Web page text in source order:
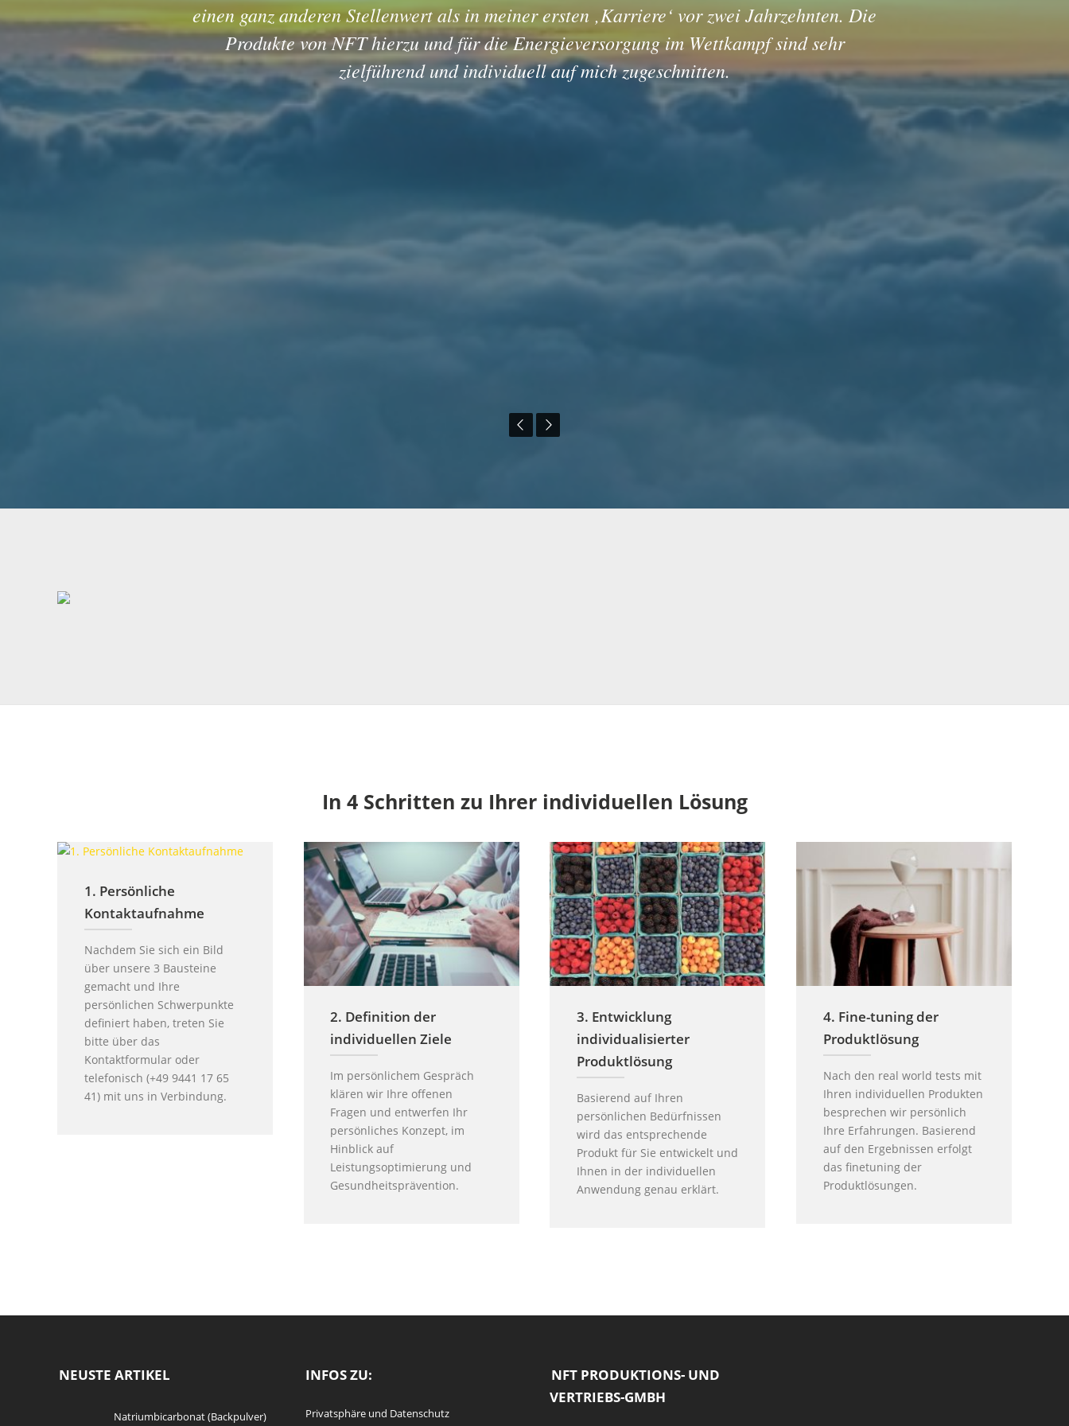
einen ganz anderen Stellenwert als in meiner ersten ‚Karriere‘ vor zwei Jahrzehnten. Die
Produkte von NFT hierzu und für die Energieversorgung im Wettkampf sind sehr
zielführend und individuell auf mich zugeschnitten.
Hochleistungssport zwingend erforderlich.
durfte, dass auch die nächsten Sportlergenerationen davon profitieren können und
werden! (Bild: Copyright Atomic Nordic )
In 4 Schritten zu Ihrer individuellen Lösung
1. Persönliche
Kontaktaufnahme
Nachdem Sie sich ein Bild
über unsere 3 Bausteine
gemacht und Ihre
persönlichen Schwerpunkte
definiert haben, treten Sie
bitte über das
Kontaktformular oder
telefonisch (+49 9441 17 65
41) mit uns in Verbindung.
2. Definition der
individuellen Ziele
Im persönlichem Gespräch
klären wir Ihre offenen
Fragen und entwerfen Ihr
persönliches Konzept, im
Hinblick auf
Leistungsoptimierung und
Gesundheitsprävention.
3. Entwicklung
individualisierter
Produktlösung
Basierend auf Ihren
persönlichen Bedürfnissen
wird das entsprechende
Produkt für Sie entwickelt und
Ihnen in der individuellen
Anwendung genau erklärt.
4. Fine-tuning der
Produktlösung
Nach den real world tests mit
Ihren individuellen Produkten
besprechen wir persönlich
Ihre Erfahrungen. Basierend
auf den Ergebnissen erfolgt
das finetuning der
Produktlösungen.
NEUSTE ARTIKEL
Natriumbicarbonat (Backpulver)
INFOS ZU:
Privatsphäre und Datenschutz
NFT PRODUKTIONS- UND
VERTRIEBS-GMBH